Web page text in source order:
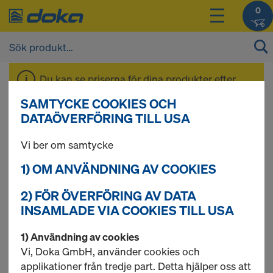
0
Du kan se priserna för dina produkter efter
Stagtillbehör
8 produkter hittade
Mest sökta
Tallriksmutter 20,0 B
SAMTYCKE COOKIES OCH
DATAÖVERFÖRING TILL USA
Vi ber om samtycke
1) OM ANVÄNDNING AV COOKIES
2) FÖR ÖVERFÖRING AV DATA
INSAMLADE VIA COOKIES TILL USA
1) Användning av cookies
Vi, Doka GmbH, använder cookies och
applikationer från tredje part. Detta hjälper oss att